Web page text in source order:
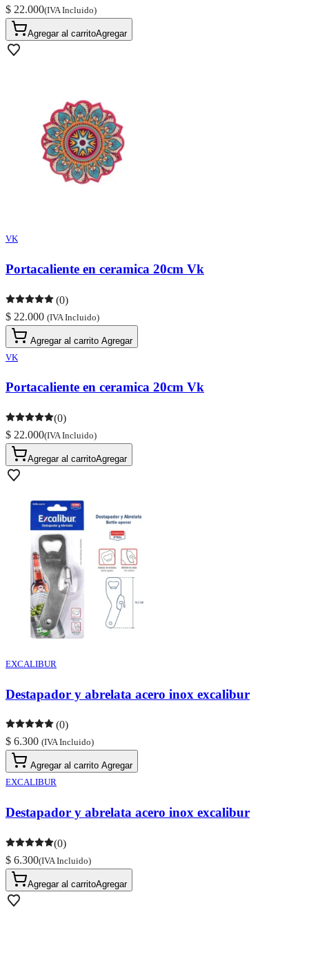
$ 22.000(IVA Incluido)
Agregar al carritoAgregar
VK
Portacaliente en ceramica 20cm Vk
(0)
$ 22.000 (IVA Incluido)
Agregar al carrito Agregar
VK
Portacaliente en ceramica 20cm Vk
(0)
$ 22.000(IVA Incluido)
Agregar al carritoAgregar
EXCALIBUR
Destapador y abrelata acero inox excalibur
(0)
$ 6.300 (IVA Incluido)
Agregar al carrito Agregar
EXCALIBUR
Destapador y abrelata acero inox excalibur
(0)
$ 6.300(IVA Incluido)
Agregar al carritoAgregar